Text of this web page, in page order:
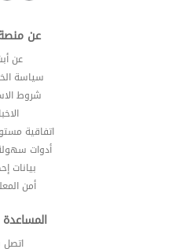
عن
عن
سياسة
شروط
اتفاقية
أدوات
بيانات
أمن
اتصل